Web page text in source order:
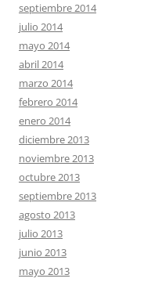
septiembre 2014
julio 2014
mayo 2014
abril 2014
marzo 2014
febrero 2014
enero 2014
diciembre 2013
noviembre 2013
octubre 2013
septiembre 2013
agosto 2013
julio 2013
junio 2013
mayo 2013